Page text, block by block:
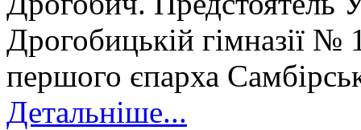
Дрогобицькій гімназії №
першого єпарха
Детальніше...